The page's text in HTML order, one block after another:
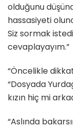
olduğunu
hassasiyeti
Siz sormak
cevaplayayım.”
“Öncelikle
“Dosyada
kızın hiç mi
“Aslında